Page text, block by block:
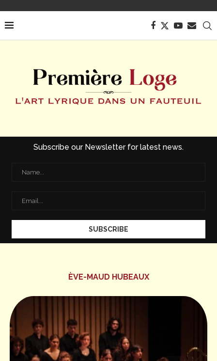
Subscribe our Newsletter for latest news.
ÈVE-MAUD HUBEAUX